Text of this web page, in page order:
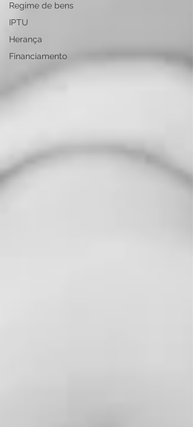
Regime de bens
IPTU
Herança
Financiamento